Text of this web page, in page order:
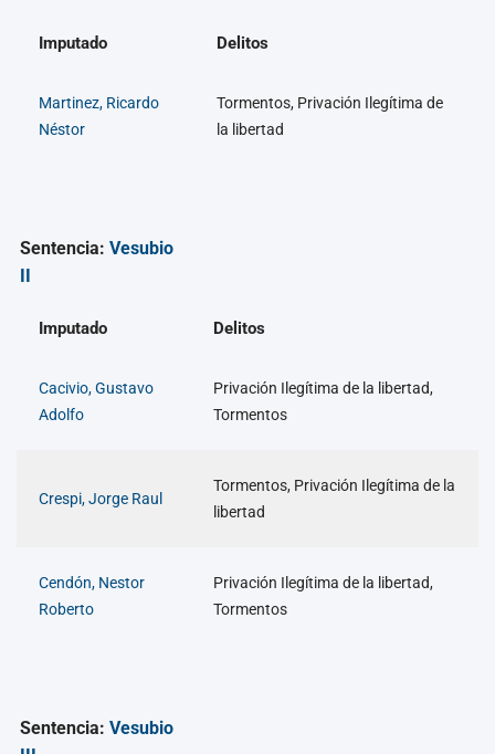
Imputado Delitos
Martinez, Ricardo
Néstor
Tormentos, Privación Ilegítima de
la libertad
Sentencia:Vesubio
Imputado Delitos
Cacivio, Gustavo
Adolfo
Privación Ilegítima de la libertad,
Tormentos
Crespi, Jorge Raul
Tormentos, Privación Ilegítima de la
libertad
Cendón, Nestor
Roberto
Privación Ilegítima de la libertad,
Tormentos
Sentencia:Vesubio